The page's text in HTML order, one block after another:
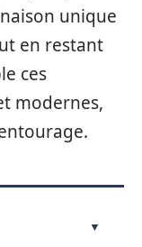
unique
en restant
ces
modernes,